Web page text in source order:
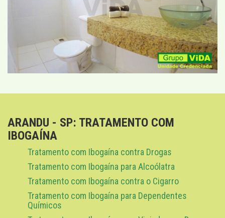
ARANDU - SP: TRATAMENTO COM
IBOGAÍNA
Tratamento com Ibogaína contra Drogas
Tratamento com Ibogaína para Alcoólatra
Tratamento com Ibogaína contra o Cigarro
Tratamento com Ibogaína para Dependentes
Químicos